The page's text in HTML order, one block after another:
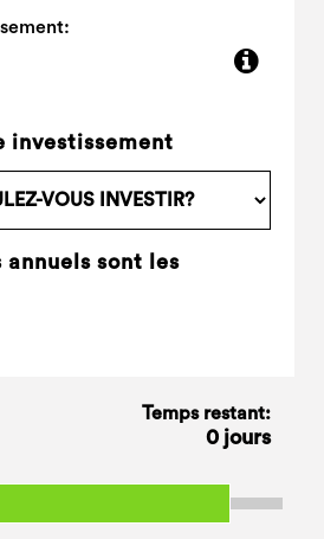
investissement
annuels sont les
Temps restant:
0 jours